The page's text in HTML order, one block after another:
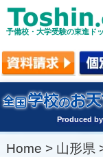
予備校・大学受験の東進ド
Produced
Home > 山形県